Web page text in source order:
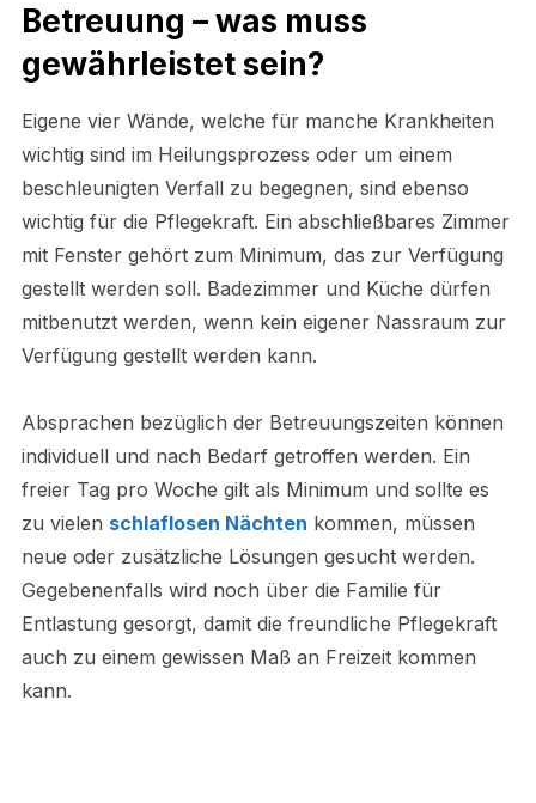
Betreuung – was muss
gewährleistet sein?
Eigene vier Wände, welche für manche Krankheiten
wichtig sind im Heilungsprozess oder um einem
beschleunigten Verfall zu begegnen, sind ebenso
wichtig für die Pflegekraft. Ein abschließbares Zimmer
mit Fenster gehört zum Minimum, das zur Verfügung
gestellt werden soll. Badezimmer und Küche dürfen
mitbenutzt werden, wenn kein eigener Nassraum zur
Verfügung gestellt werden kann.
Absprachen bezüglich der Betreuungszeiten können
individuell und nach Bedarf getroffen werden. Ein
freier Tag pro Woche gilt als Minimum und sollte es
zu vielen schlaflosen Nächten kommen, müssen
neue oder zusätzliche Lösungen gesucht werden.
Gegebenenfalls wird noch über die Familie für
Entlastung gesorgt, damit die freundliche Pflegekraft
auch zu einem gewissen Maß an Freizeit kommen
kann.